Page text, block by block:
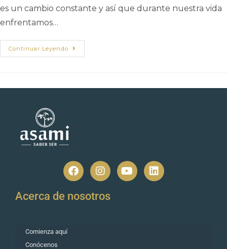
es un cambio constante y así que durante nuestra vida
enfrentamos…
Continuar Leyendo
Acerca de nosotros
Comienza aquí
Conócenos